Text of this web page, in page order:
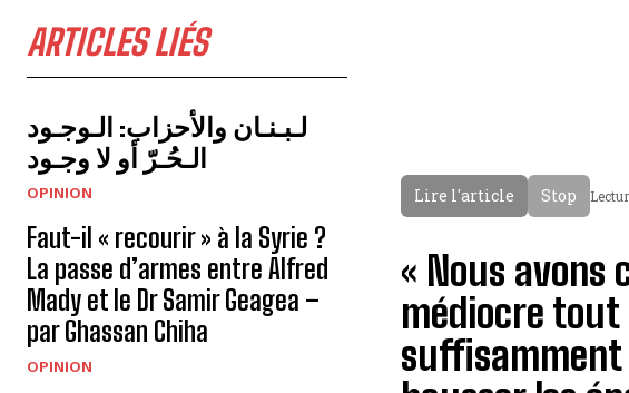
ARTICLES LIÉS
لـبـنـان والأحزاب: الـوجـود
الـحُـرّ أو لا وجـود
OPINION
Faut-il « recourir » à la Syrie ?
La passe d’armes entre Alfred
Mady et le Dr Samir Geagea –
par Ghassan Chiha
OPINION
Lire l'article Stop
« Nous
médiocre
suffisamment